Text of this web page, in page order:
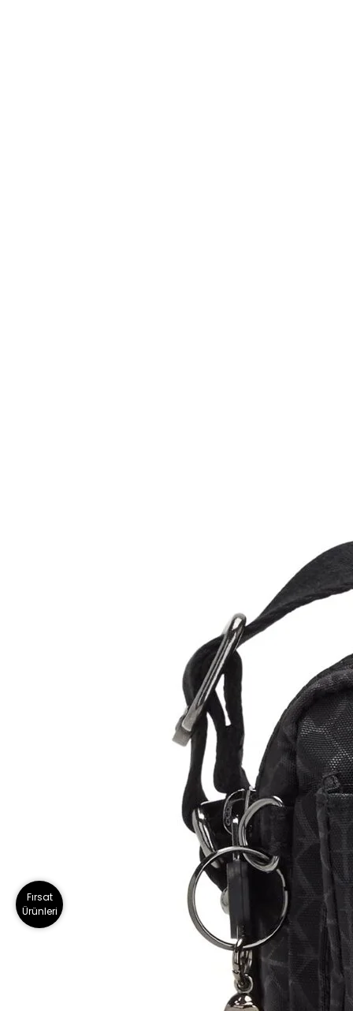
Fırsat
Ürünleri